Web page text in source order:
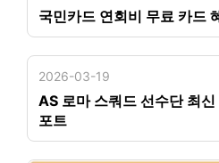
국민카드 연회비 무료 카드
2026-03-19
AS 로마 스쿼드 선수단 최
포트